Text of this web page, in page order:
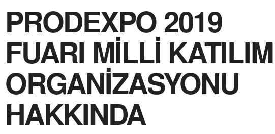
PRODEXPO 2019
FUARI MİLLİ KATILIM
ORGANİZASYONU
HAKKINDA